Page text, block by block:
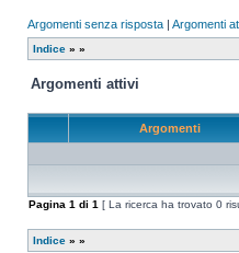
Argomenti senza risposta | Argomenti
Indice » »
Argomenti attivi
Argomenti
Pagina 1 di 1 [ La ricerca ha trovato 0
Indice » »